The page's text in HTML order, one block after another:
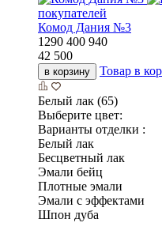
покупателей
Комод Дания №3
1290 400 940
42 500
в корзину Товар в
Белый лак (65)
Выберите цвет:
Варианты отделки :
Белый лак
Бесцветный лак
Эмали бейц
Плотные эмали
Эмали с эффектами
Шпон дуба